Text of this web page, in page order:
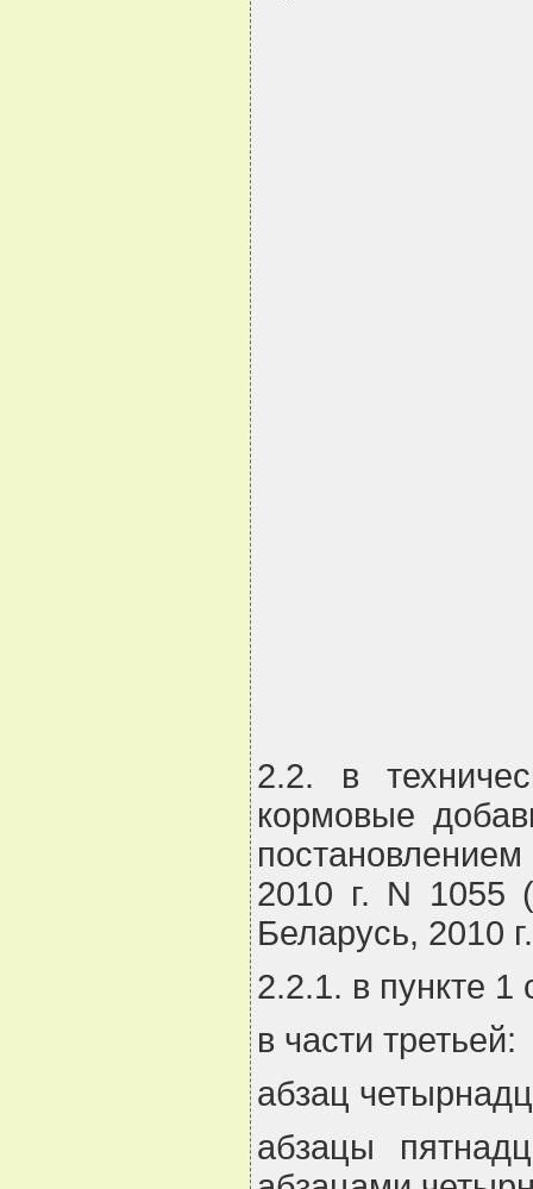
2.2. в
кормовые
2010 г. N 1055
Беларусь, 2010
2.2.1. в пункте 1
в части третьей:
абзац
абзацы